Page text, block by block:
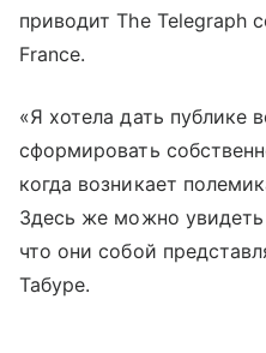
приводит The Telegraph
France.
«Я хотела дать публике
сформировать
когда возникает
Здесь же можно
что они собой
Табуре.